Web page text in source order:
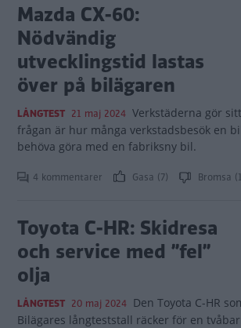
Mazda CX-60:
Nödvändig
utvecklingstid lastas
över på bilägaren
LÅNGTEST 21 maj 2024 Verkstäderna gör
frågan är hur många verkstadsbesök en
behöva göra med en fabriksny bil.
4 kommentarer Gasa (7) Bromsa
Toyota C-HR: Skidresa
och service med ”fel”
olja
LÅNGTEST 20 maj 2024 Den Toyota C-HR
Bilägares långteststall räcker för en